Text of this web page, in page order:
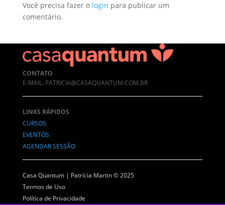
Você precisa fazer o login para publicar um
comentário.
CONTATO
E-MAIL: PATRICIA@CASAQUANTUM.COM.BR
LINKS RÁPIDOS
CURSOS
EVENTOS
AGENDAR SESSÃO
Casa Quantum | Patrícia Martin © 2025
Termos de Uso
Política de Privacidade